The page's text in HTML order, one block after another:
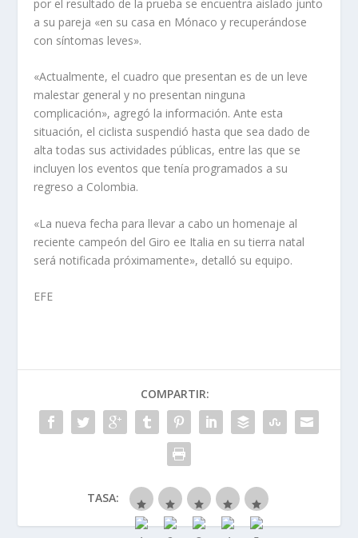
por el resultado de la prueba se encuentra aislado junto
a su pareja «en su casa en Mónaco y recuperándose
con síntomas leves».
«Actualmente, el cuadro que presentan es de un leve
malestar general y no presentan ninguna
complicación», agregó la información. Ante esta
situación, el ciclista suspendió hasta que sea dado de
alta todas sus actividades públicas, entre las que se
incluyen los eventos que tenía programados a su
regreso a Colombia.
«La nueva fecha para llevar a cabo un homenaje al
reciente campeón del Giro ee Italia en su tierra natal
será notificada próximamente», detalló su equipo.
EFE
COMPARTIR:
TASA: